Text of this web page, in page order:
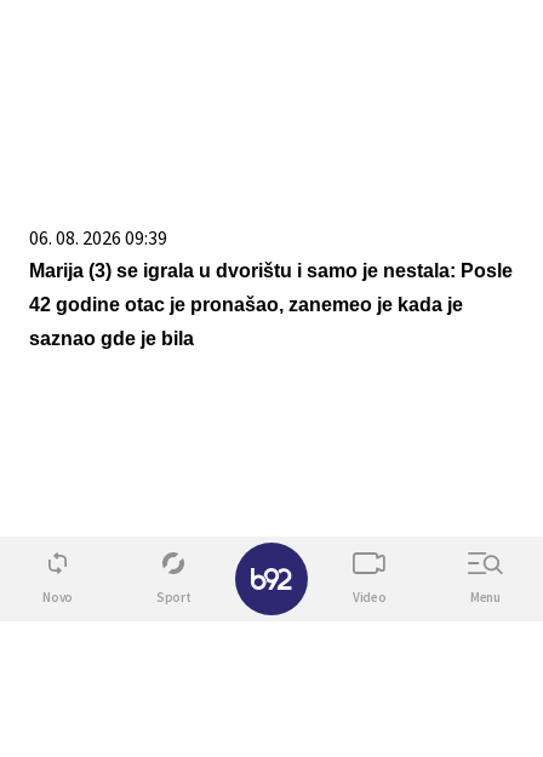
06. 08. 2026 09:39
Marija (3) se igrala u dvorištu i samo je nestala: Posle
42 godine otac je pronašao, zanemeo je kada je
saznao gde je bila
Novo Sport Video Menu
✕